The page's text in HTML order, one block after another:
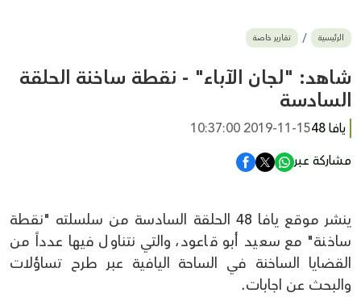
بيع وشراء
أخبار القدس
وفيات
المزيد
ارسل خبر
الرئيسية تقارير خاصة
شاهد: "لجان الآباء" - نقطة ساخنة الحلقة
السادسة
يافا 48
2019-11-15 10:37:00
مشاركة عبر
ينشر موقع يافا 48 الحلقة السادسة من سلسلته "نقطة
ساخنة" مع سعيد أبو قاعود، والتي نتناول فيها عدداً من
القضايا الساخنة في الساحة اليافية عبر طرح تساؤلات
والبحث عن اجابات.